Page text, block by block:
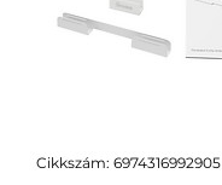
Cikkszám: 6974316992905